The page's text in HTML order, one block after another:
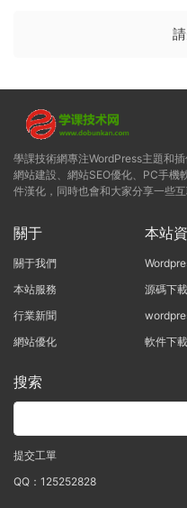
學課技術網專注WordPress主題和
網站建設、網站SEO優化、PC手機
件漢化，同時也會和大家分享一些互
關于
關于我們
本站服務
行業新聞
網站優化
本站
源碼下載
軟件下載
搜索
提交工單
QQ：125252828